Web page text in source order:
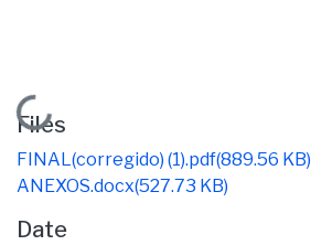
Loading...
Files
FINAL(corregido) (1).pdf(889.56 KB)
ANEXOS.docx(527.73 KB)
Date